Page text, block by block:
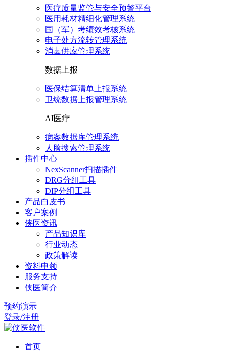
医疗质量监管与安全预警平台
医用耗材精细化管理系统
国（军）考绩效考核系统
电子处方流转管理系统
消毒供应管理系统
数据上报
医保结算清单上报系统
卫统数据上报管理系统
AI医疗
病案数据库管理系统
人脸搜索管理系统
插件中心
NexScanner扫描插件
DRG分组工具
DIP分组工具
产品白皮书
客户案例
侠医资讯
产品知识库
行业动态
政策解读
资料申领
服务支持
侠医简介
预约演示
登录/注册
首页